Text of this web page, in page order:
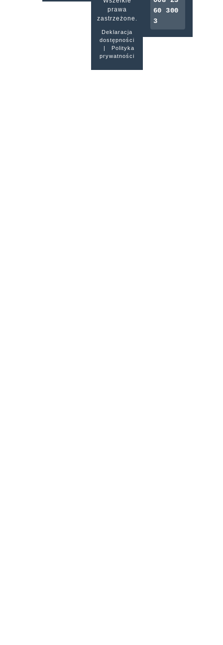
prawa
zastrzeżone.
Deklaracja
dostępności
Polityka
prywatności
60 300
3